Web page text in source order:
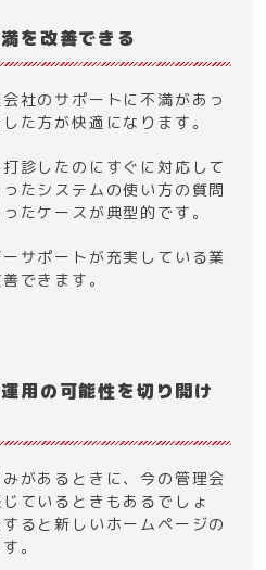
を改善できる
社のサポートに不満があっ
た方が快適になります。
診したのにすぐに対応して
たシステムの使い方の質問
たケースが典型的です。
サポートが充実している業
できます。
用の可能性を切り開け
があるときに、今の管理会
ているときもあるでしょ
ると新しいホームページの
。